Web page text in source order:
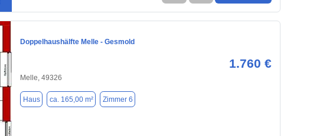
Doppelhaushälfte Melle - Gesmold
1.760 €
Melle, 49326
Haus ca. 165,00 m² Zimmer 6